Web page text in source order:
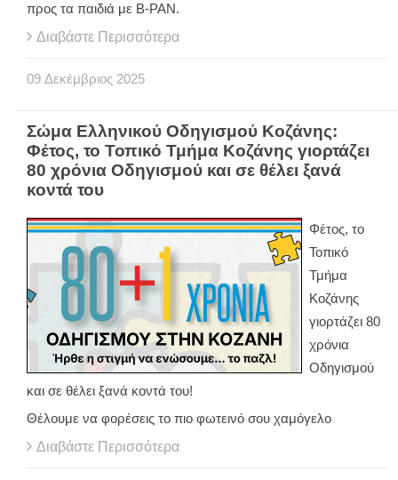
προς τα παιδιά με B-PAN.
Διαβάστε Περισσότερα
09 Δεκέμβριος 2025
Σώμα Ελληνικού Οδηγισμού Κοζάνης:
Φέτος, το Τοπικό Τμήμα Κοζάνης γιορτάζει
80 χρόνια Οδηγισμού και σε θέλει ξανά
κοντά του
Φέτος, το
Τοπικό
Τμήμα
Κοζάνης
γιορτάζει 80
χρόνια
Οδηγισμού
και σε θέλει ξανά κοντά του!
Θέλουμε να φορέσεις το πιο φωτεινό σου χαμόγελο
Διαβάστε Περισσότερα